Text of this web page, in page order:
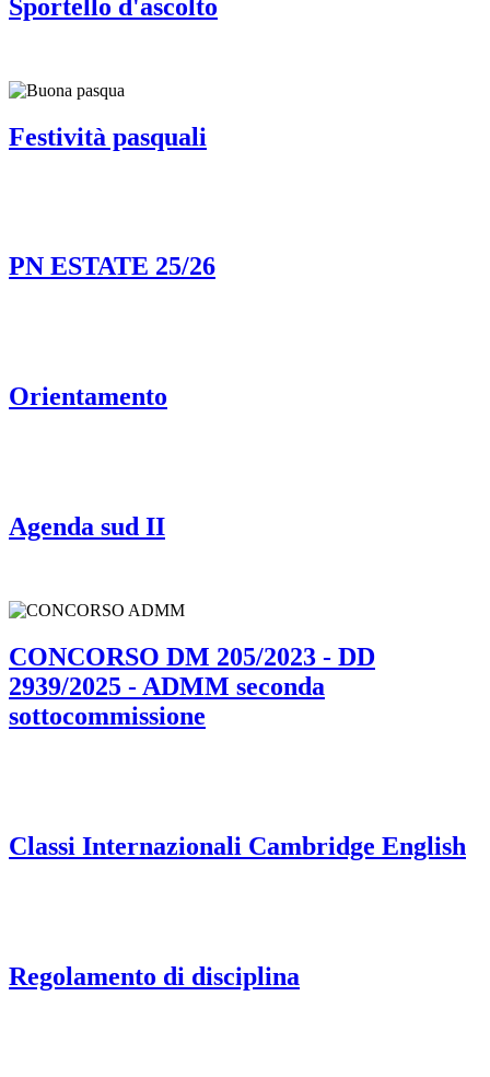
Sportello d'ascolto
Festività pasquali
PN ESTATE 25/26
Orientamento
Agenda sud II
CONCORSO DM 205/2023 - DD
2939/2025 - ADMM seconda
sottocommissione
Classi Internazionali Cambridge English
Regolamento di disciplina